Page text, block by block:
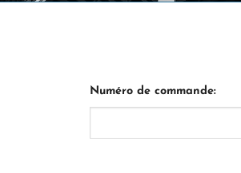
Numéro de commande: